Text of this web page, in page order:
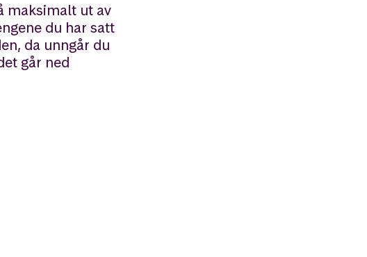
maksimalt ut av
du har satt
da unngår du
går ned